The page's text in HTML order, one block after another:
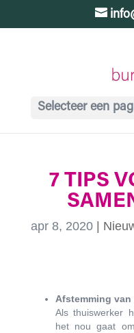
Selecteer een
7 TIPS
apr 8, 2020|
Afstemming van
Als thuiswerker
het nou gaat